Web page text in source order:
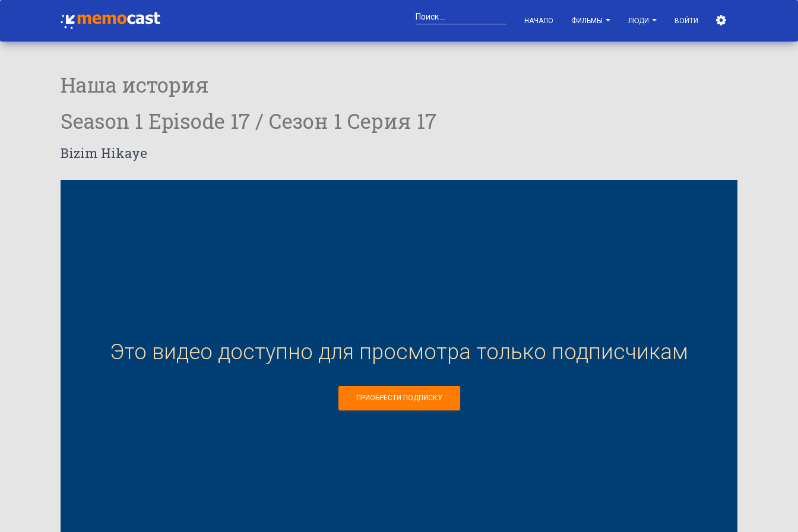
НАЧАЛО ФИЛЬМЫ ЛЮДИ ВОЙТИ
Наша история
Season 1 Episode 17 / Сезон 1 Серия 17
Bizim Hikaye
Это видео доступно для просмотра только подписчикам
ПРИОБРЕСТИ ПОДПИСКУ